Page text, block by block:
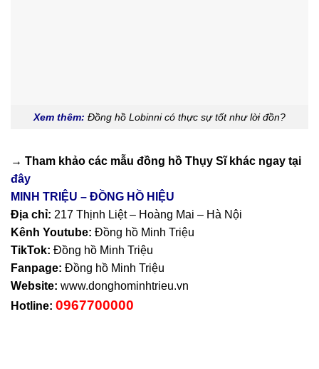
Xem thêm: Đồng hồ Lobinni có thực sự tốt như lời đồn?
→ Tham khảo các mẫu đồng hồ Thụy Sĩkhác ngay tại
đây
MINH TRIỆU – ĐỒNG HỒ HIỆU
Địa chỉ: 217 Thịnh Liệt – Hoàng Mai – Hà Nội
Kênh Youtube: Đồng hồ Minh Triệu
TikTok: Đồng hồ Minh Triệu
Fanpage: Đồng hồ Minh Triệu
Website: www.donghominhtrieu.vn
Hotline: 0967700000